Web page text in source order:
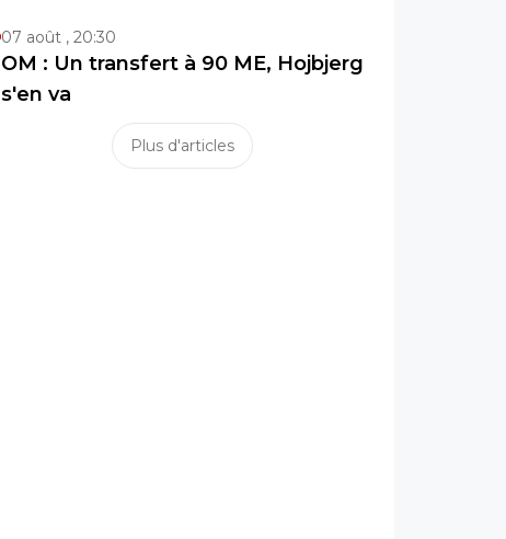
07 août , 20:30
OM : Un transfert à 90 ME, Hojbjerg
s'en va
Plus d'articles